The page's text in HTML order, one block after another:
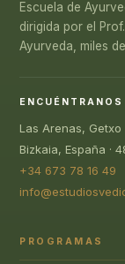
Escuela de
dirigida por el
Ayurveda, miles
ENCUÉNTRANOS
Las Arenas, Getxo
Bizkaia, España ·
+34 673 78 16 49
PROGRAMAS